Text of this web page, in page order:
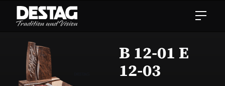
B 12-01 E
12-03